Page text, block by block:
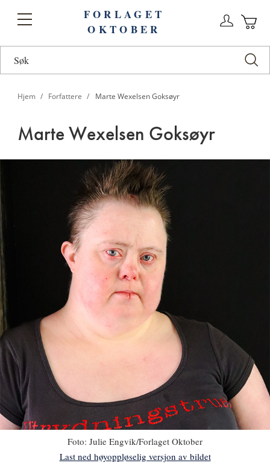
Toggle
FORLAGET
OKTOBER
Hjem Forfattere Marte Wexelsen Goksøyr
Marte Wexelsen Goksøyr
Foto: Julie Engvik/Forlaget Oktober
Last ned høyoppløselig versjon av bildet